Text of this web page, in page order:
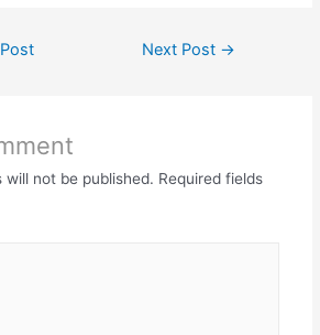
Next Post →
will not be published. Required fields